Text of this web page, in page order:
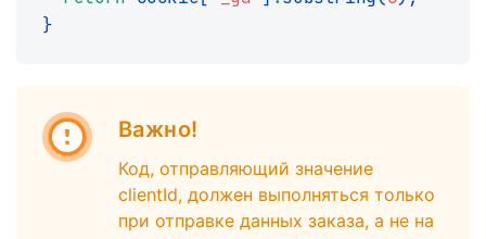
}
Важно!
Код, отправляющий значение
clientId, должен выполняться только
при отправке данных заказа, а не на